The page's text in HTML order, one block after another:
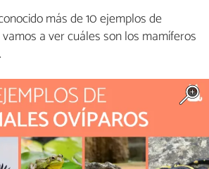
más de 10 ejemplos de
a ver cuáles son los mamíferos